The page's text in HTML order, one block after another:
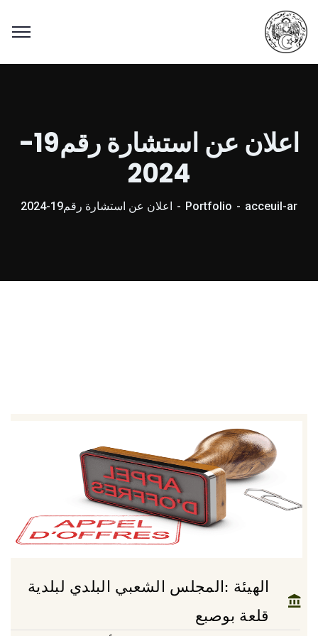
اعلان عن استشارة رقم19-
2024
acceuil-ar
Portfolio اعلان عن استشارة رقم19-2024
الهيئة :المجلس الشعبي البلدي لبلدية
قلعة بوصبع